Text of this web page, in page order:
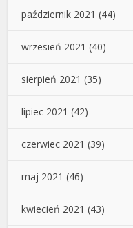
październik 2021 (44)
wrzesień 2021 (40)
sierpień 2021 (35)
lipiec 2021 (42)
czerwiec 2021 (39)
maj 2021 (46)
kwiecień 2021 (43)